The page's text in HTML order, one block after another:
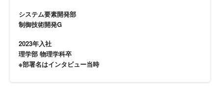
システム要素開発部
制御技術開発G
2023年入社
理学部 物理学科卒
※部署名はインタビュー当時